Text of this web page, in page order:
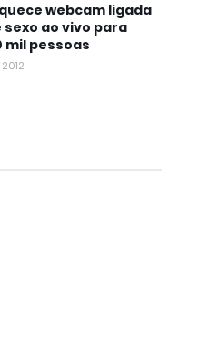
webcam ligada
ao vivo para
mil pessoas